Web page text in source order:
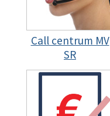
Call centrum MV
SR